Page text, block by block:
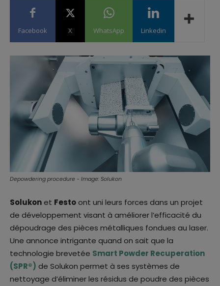
Facebook X WhatsApp Linkedin
Depowdering procedure - Image: Solukon
Solukonet Festoont uni leurs forces dans un projet
de développement visant à améliorer l’efficacité du
dépoudrage des pièces métalliques fondues au laser.
Une annonce intrigante quand on sait que la
technologie brevetée Smart Powder Recuperation
(SPR®) de Solukon permet à ses systèmes de
nettoyage d’éliminer les résidus de poudre des pièces